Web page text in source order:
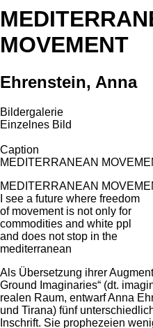
MOVEMENT
Ehrenstein, Anna
Bildergalerie
Einzelnes Bild
Caption
MEDITERRANEAN
MEDITERRANEAN
I see a future where freedom
of movement is not only for
commodities and white ppl
and does not stop in the
mediterranean
Als Übersetzung ihrer
Ground Imaginaries“ (dt.
realen Raum, entwarf Anna
und Tirana) fünf
Inschrift. Sie prophezeien